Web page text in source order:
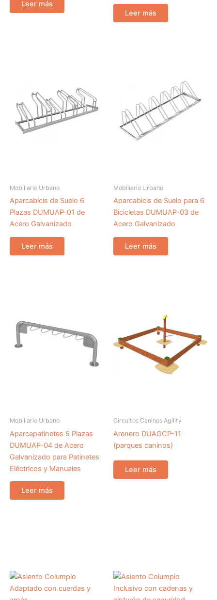
Leer más
Leer más
Mobiliario Urbano
Aparcabicis de Suelo 6
Plazas DUMUAP-01 de
Acero Galvanizado
Leer más
Mobiliario Urbano
Aparcabicis de Suelo para 6
Bicicletas DUMUAP-03 de
Acero Galvanizado
Leer más
Mobiliario Urbano
Aparcapatinetes 5 Plazas
DUMUAP-04 de Acero
Galvanizado para Patinetes
Eléctricos y Manuales
Leer más
Circuitos Caninos Agility
Arenero DUAGCP-11
(parques caninos)
Leer más